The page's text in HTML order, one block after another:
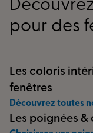
pour des
Les coloris
fenêtres
Découvrez toutes
Les poignées